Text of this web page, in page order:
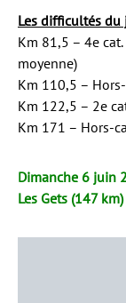
Les difficultés du
Km 81,5 – 4e
moyenne)
Km 110,5 –
Km 122,5 – 2e
Km 171 – Hors-
Dimanche 6 juin
Les Gets (147 km)